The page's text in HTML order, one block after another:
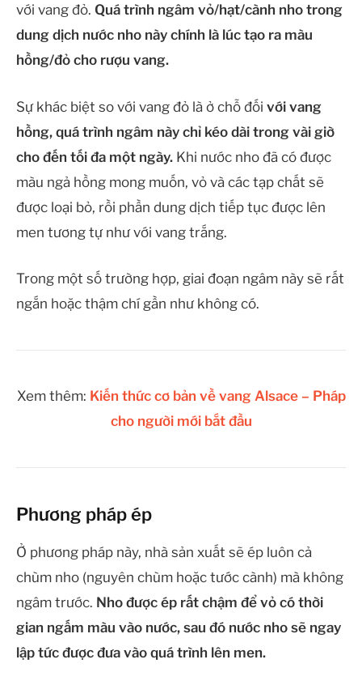
với vang đỏ. Quá trình ngâm vỏ/hạt/cành nho trong
dung dịch nước nho này chính là lúc tạo ra màu
hồng/đỏ cho rượu vang.
Sự khác biệt so với vang đỏ là ở chỗ đối với vang
hồng, quá trình ngâm này chỉ kéo dài trong vài giờ
cho đến tối đa một ngày. Khi nước nho đã có được
màu ngả hồng mong muốn, vỏ và các tạp chất sẽ
được loại bỏ, rồi phần dung dịch tiếp tục được lên
men tương tự như với vang trắng.
Trong một số trường hợp, giai đoạn ngâm này sẽ rất
ngắn hoặc thậm chí gần như không có.
Xem thêm: Kiến thức cơ bản về vang Alsace – Pháp
cho người mới bắt đầu
Phương pháp ép
Ở phương pháp này, nhà sản xuất sẽ ép luôn cả
chùm nho (nguyên chùm hoặc tước cành) mà không
ngâm trước. Nho được ép rất chậm để vỏ có thời
gian ngấm màu vào nước, sau đó nước nho sẽ ngay
lập tức được đưa vào quá trình lên men.